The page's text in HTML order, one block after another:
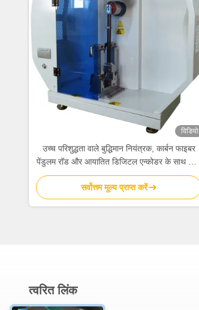
विडियो
उच्च परिशुद्धता वाले बुद्धिमान नियंत्रक, कार्बन फाइबर
पेंडुलम रॉड और आयातित डिजिटल एन्कोडर के साथ चार्पी
प्रभाव परीक्षण मशीन
सर्वोत्तम मूल्य प्राप्त करें
त्वरित लिंक